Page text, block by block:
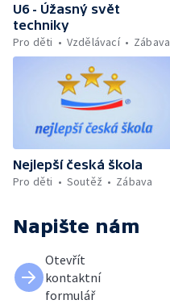
U6 - Úžasný svět
techniky
Pro děti
Vzdělávací Zábava
Nejlepší česká škola
Pro děti
Soutěž Zábava
Napište nám
Otevřít
kontaktní
formulář